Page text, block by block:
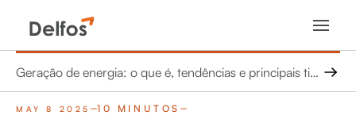
Geração de energia: o que é, tendências e principais tipos de geração de energia
MAY 8 2025 10 MINUTOS